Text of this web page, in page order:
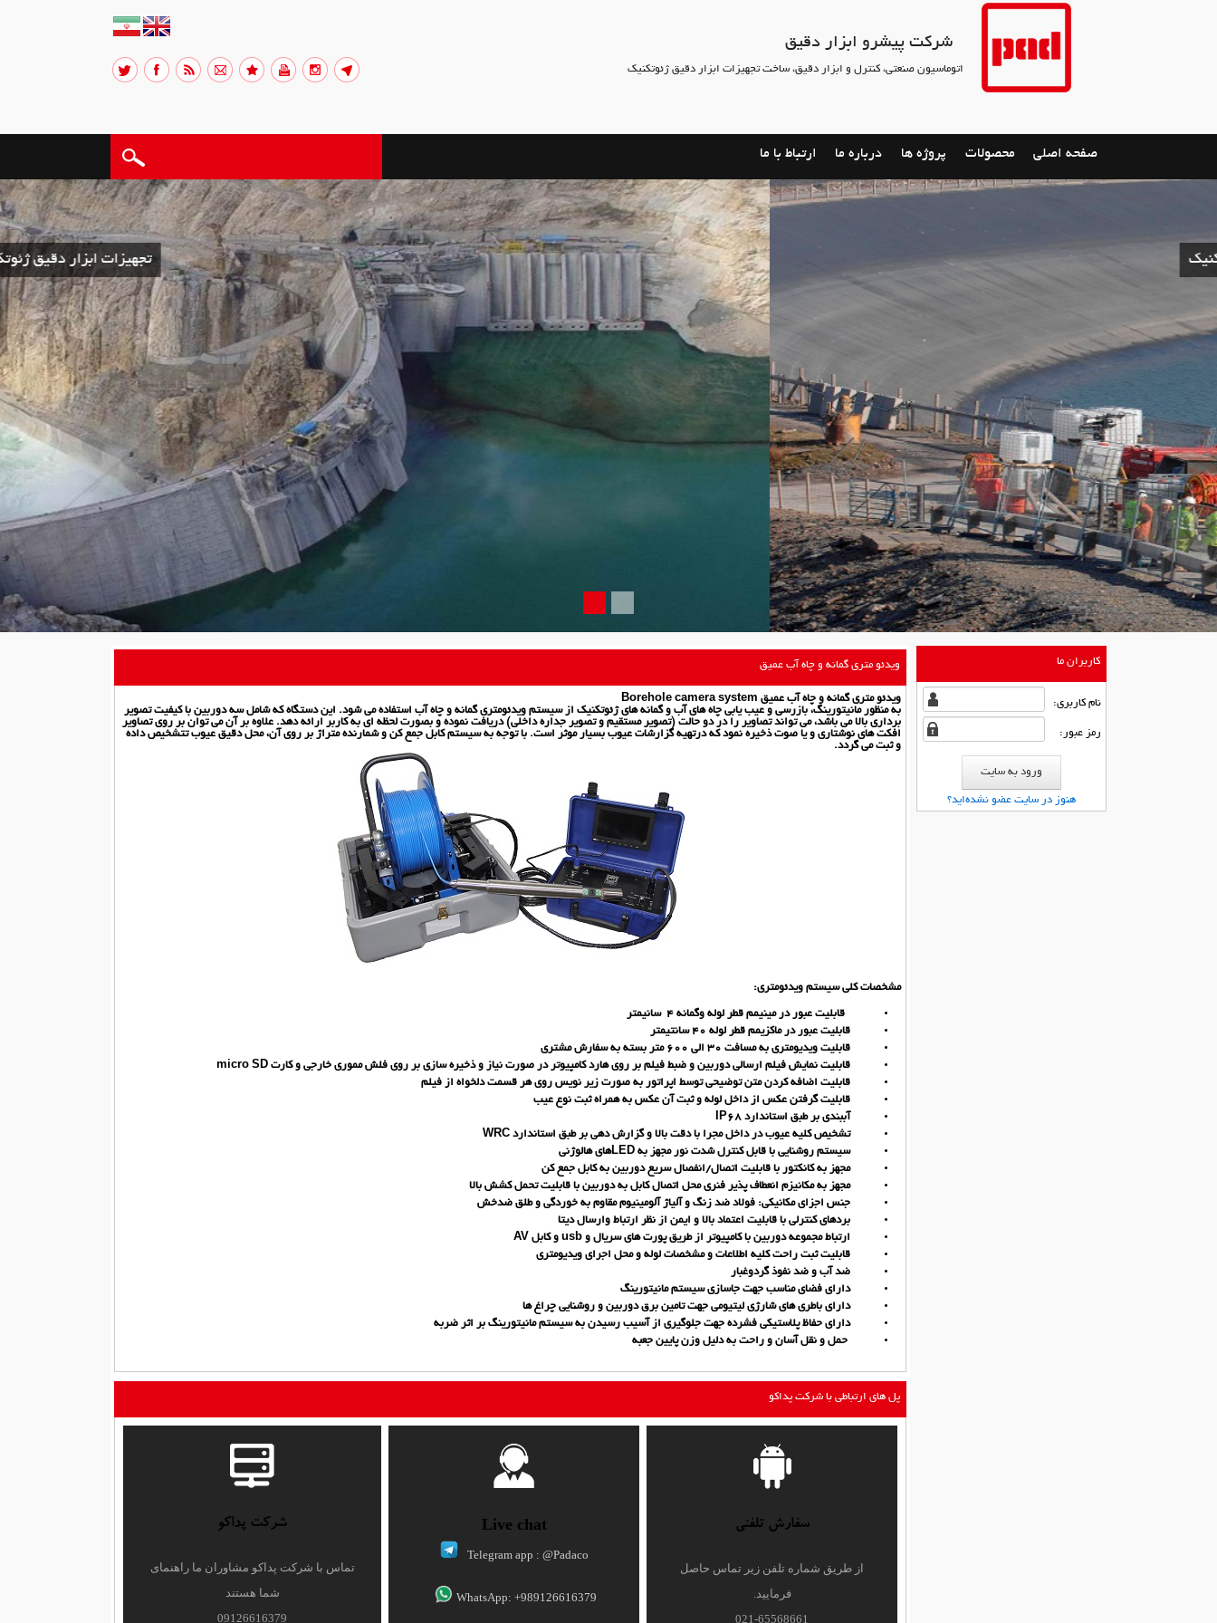
شرکت پیشرو ابزار دقیق
اتوماسیون صنعتی، کنترل و ابزار دقیق، ساخت تجهیزات ابزار دقیق ژئوتکنیک
صفحه اصلي محصولات پروژه ها درباره ما ارتباط با ما
تجهیزات ابزار دقیق ژئوتکنیک
کاربران ما
نام كاربری:
رمز عبور:
هنوز در سایت عضو نشده‌اید؟
ویدئو متری گمانه و چاه آب عمیق
ویدئو متری گمانه و چاه آب عمیق Borehole camera system
به منظور مانیتورینگ، بازرسی و عیب یابی چاه های آب و گمانه های ژئوتکنیک از سیستم ویدئومتری گمانه و چاه آب استفاده می شود. این دستگاه که شامل سه دوربین با کیفیت تصویر
برداری بالا می باشد، می تواند تصاویر را در دو حالت (تصویر مستقیم و تصویر جداره داخلی) دریافت نموده و بصورت لحظه ای به کاربر ارائه دهد. علاوه بر آن می توان بر روی تصاویر
افکت های نوشتاری و یا صوت ذخیره نمود که درتهیه گزارشات عیوب بسیار موثر است. با توجه به سیستم کابل جمع کن و شمارنده متراژ بر روی آن، محل دقیق عیوب تتشخیص داده
و ثبت می گردد.
مشخصات کلی سیستم ویدئومتری:
قابلیت عبور در مینیمم قطر لوله وگمانه ۴ سانیمتر
قابلیت عبور در ماکزیمم قطر لوله ۴۰ سانتیمتر
قابلیت ویدیومتری به مسافت ۳۰ الی ۶
۰۰ متر بسته به سفارش مشتری
قابلیت نمایش فیلم ارسالی دوربین و ضبط فیلم بر روی هارد کامپیوتر در صورت نیاز و ذخیره سازی بر روی فلش مموری خارجی و کارت micro SD
قابلیت اضافه کردن متن توضیحی توسط اپراتور به صورت زیر نویس روی هر قسمت دلخواه از فیلم
قابلیت گرفتن عکس از داخل لوله و ثبت آن عکس به همراه ثبت نوع عیب
آببندی بر طبق استاندارد IP68
تشخیص کلیه عیوب در داخل مجرا با دقت بالا و گزارش دهی بر طبق استاندارد WRC
سیستم روشنایی با قابل کنترل شدت نور مجهز به LEDهای هالوژنی
مجهز به کانکتور با قابلیت اتصال/انفصال سریع دوربین به کابل جمع کن
مجهز به مکانیزم انعطاف پذیر فنری محل اتصال کابل به دوربین با قابلیت تحمل کشش بالا
جنس اجزای مکانیکی: فولاد ضد زنگ و آلیاژ آلومینیوم مقاوم به خوردگی و طلق ضدخش
بردهای کنترلی با قابلیت اعتماد بالا و ایمن از نظر ارتباط وارسال دیتا
ارتباط مجموعه دوربین با کامپیوتر از طریق پورت های سریال و usb و کابل AV
قابلیت ثبت راحت کلیه اطلاعات و مشخصات لوله و محل اجرای ویدیومتری
ضد آب و ضد نفوذ گردوغبار
دارای فضای مناسب جهت جاسازی سیستم مانیتورینگ
دارای باطری های شارژی لیتیومی جهت تامین برق دوربین و روشنایی چراغ ها
دارای حفاظ پلاستیکی فشرده جهت جلوگیری از آسیب رسیدن به سیستم مانیتورینگ بر اثر ضربه
حمل و نقل آسان و راحت به دلیل وزن پایین جعبه
پل های ارتباطی با شرکت پداکو
سفارش تلفنی
از طریق شماره تلفن زیر تماس حاصل
فرمایید.
021-65568661
Live chat
Telegram app : @Padaco
WhatsApp: +989126616379
شرکت پداکو
تماس با شرکت پداکو مشاوران ما راهنمای
شما هستند
09126616379